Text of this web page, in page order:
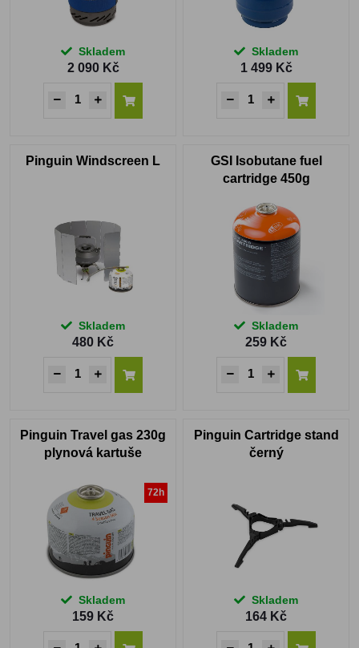
Skladem
2 090 Kč
Skladem
1 499 Kč
Pinguin Windscreen L
Skladem
480 Kč
GSI Isobutane fuel
cartridge 450g
Skladem
259 Kč
Pinguin Travel gas 230g
plynová kartuše
72h
Skladem
159 Kč
Pinguin Cartridge stand
černý
Skladem
164 Kč